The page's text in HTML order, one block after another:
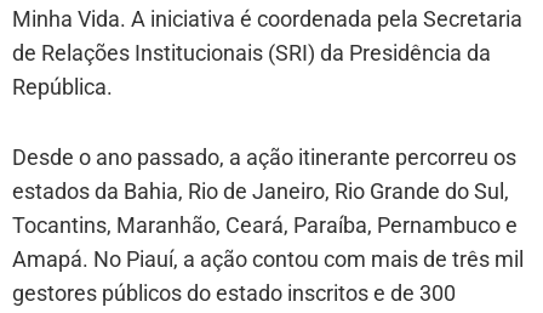
Minha Vida. A iniciativa é coordenada pela Secretaria
de Relações Institucionais (SRI) da Presidência da
República.
Desde o ano passado, a ação itinerante percorreu os
estados da Bahia, Rio de Janeiro, Rio Grande do Sul,
Tocantins, Maranhão, Ceará, Paraíba, Pernambuco e
Amapá. No Piauí, a ação contou com mais de três mil
gestores públicos do estado inscritos e de 300